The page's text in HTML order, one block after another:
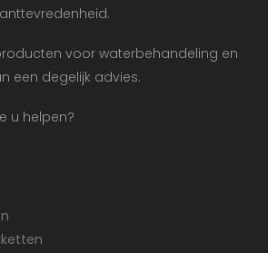
voor waterbehandeling en
een degelijk advies.
u helpen?